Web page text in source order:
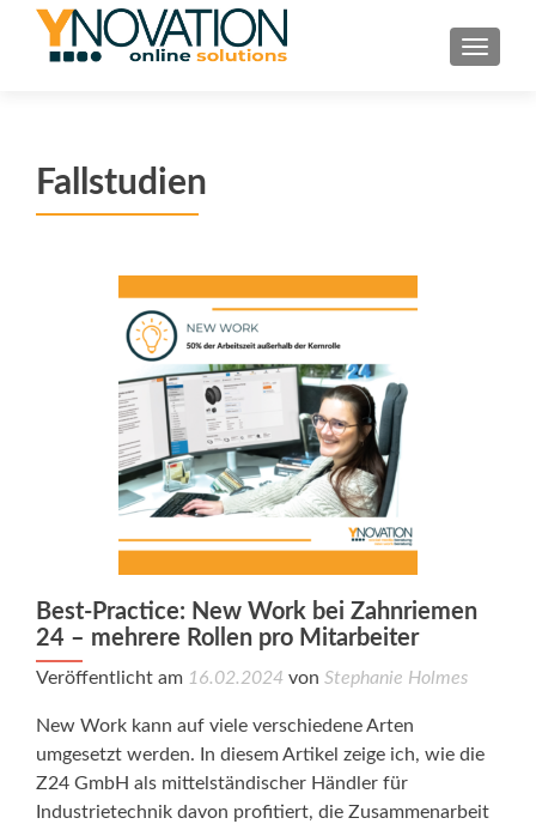
Fallstudien
Best-Practice: New Work bei Zahnriemen
24 – mehrere Rollen pro Mitarbeiter
Veröffentlicht am 16.02.2024 von Stephanie Holmes
New Work kann auf viele verschiedene Arten
umgesetzt werden. In diesem Artikel zeige ich, wie die
Z24 GmbH als mittelständischer Händler für
Industrietechnik davon profitiert, die Zusammenarbeit